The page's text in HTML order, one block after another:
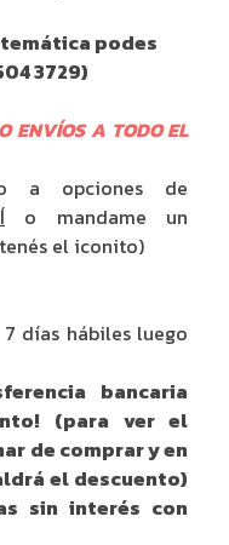
podes
3729)
ENVÍOS A TODO EL
a opciones de
o mandame un
el iconito)
días hábiles luego
bancaria
(para ver el
de comprar y en
el descuento)
sin interés con